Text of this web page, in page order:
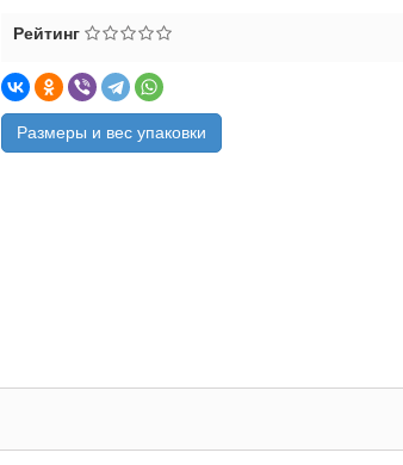
Рейтинг
Размеры и вес упаковки